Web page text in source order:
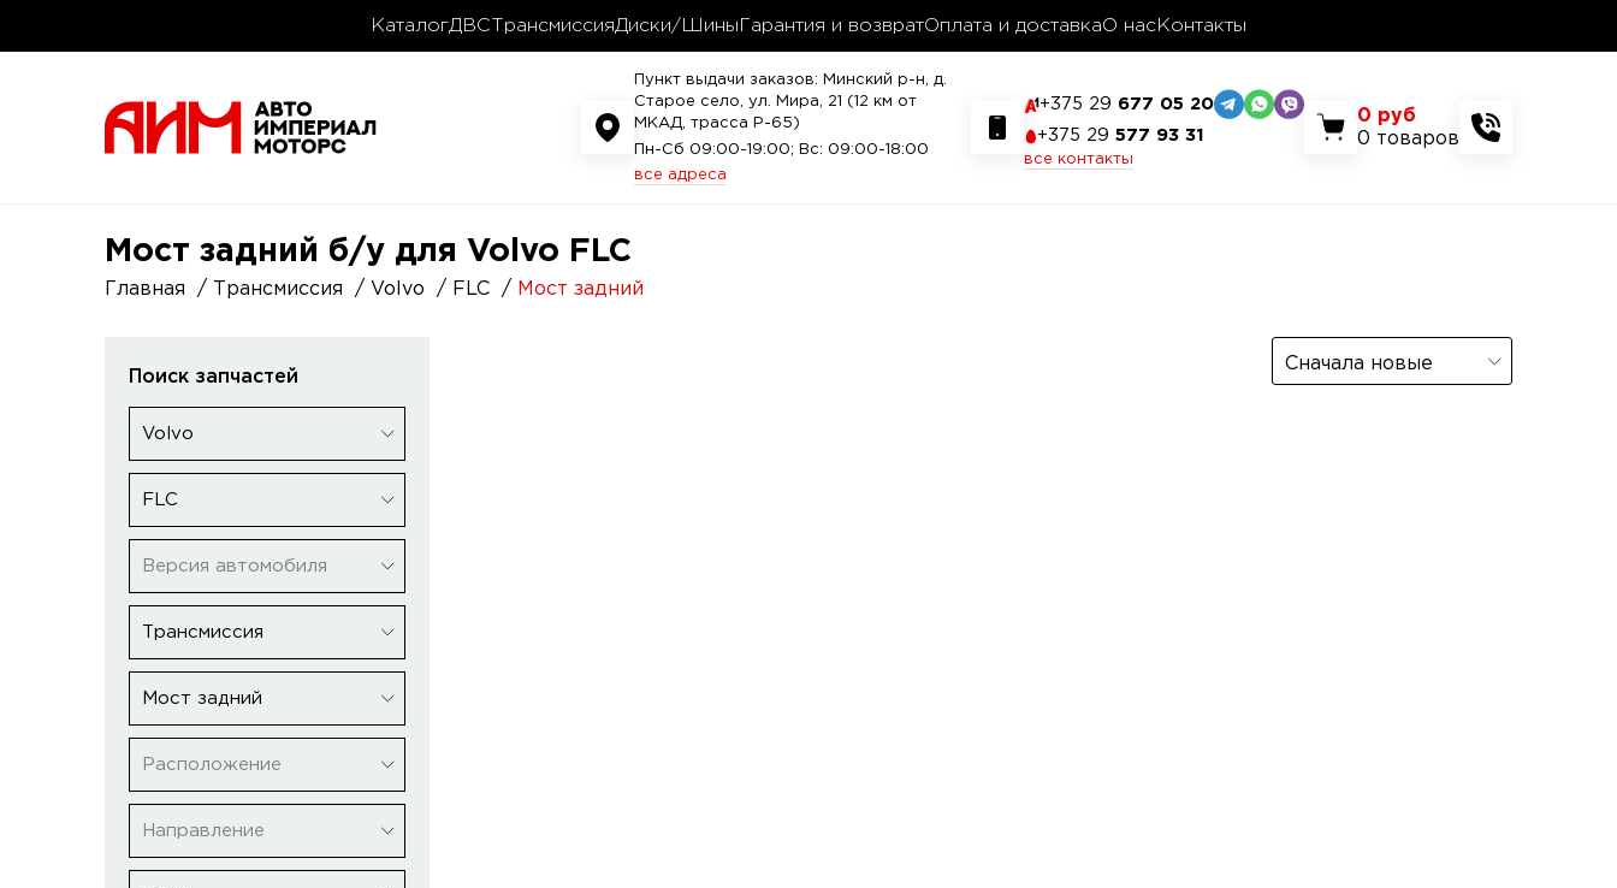
КаталогДВС ТрансмиссияДиски/Шины Гарантия и возвратОплата и доставкаО нас Контакты
Пункт выдачи заказов: Минский р-н, д.
Старое село, ул. Мира, 21 (12 км от
МКАД, трасса P-65)
Пн-Сб 09:00-19:00; Вс: 09:00-18:00
все адреса
+375 29 677 05 20
+375 29 577 93 31
все контакты
0 руб
0 товаров
Мост задний б/у для Volvo FLC
Главная Трансмиссия Volvo FLC Мост задний
Поиск запчастей
Volvo
FLC
Версия автомобиля
Трансмиссия
Мост задний
Расположение
Направление
Сначала новые